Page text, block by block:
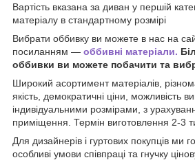
Вартість вказана за диван у першій
матеріалу в стандартному розмірі
Вибрати оббивку ви можете в нас на
посиланням — оббивні матеріали.
оббивки ви можете побачити та
Широкий асортимент матеріалів,
якість, демократичні ціни, можливість
індивідуальними розмірами, з
приміщення. Термін виготовлення 2-3
Для дизайнерів і гуртових покупців ми
особливі умови співпраці та гнучку